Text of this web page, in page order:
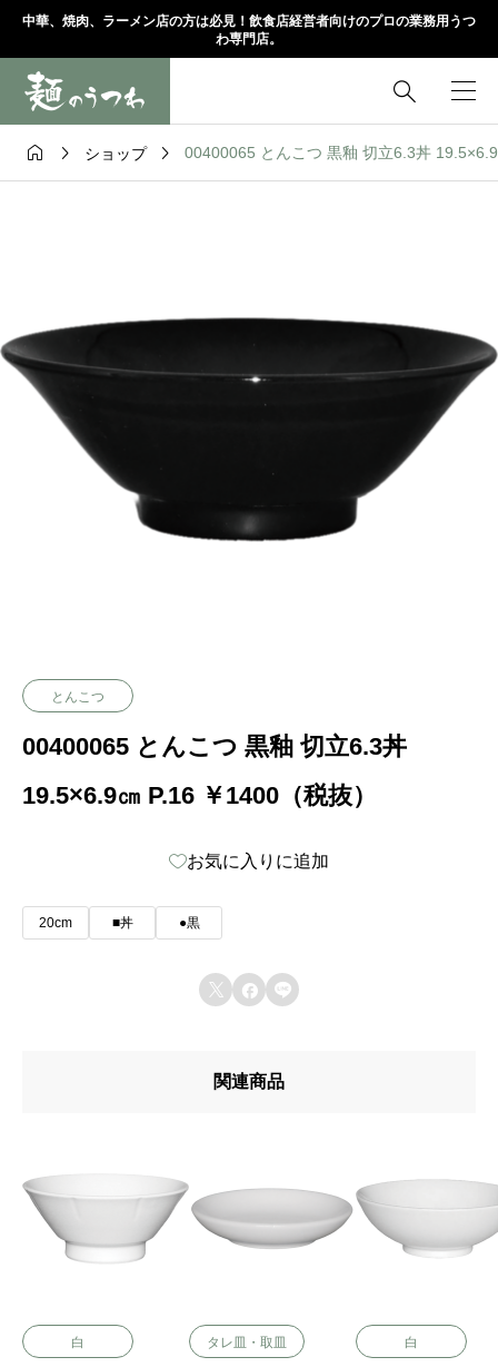
中華、焼肉、ラーメン店の方は必見！飲食店経営者向けのプロの業務用うつ
わ専門店。

  ショップ  00400065 とんこつ 黒釉 切立6.3丼
とんこつ
00400065 とんこつ 黒釉 切立6.3丼
19.5×6.9㎝ P.16 ￥1400（税抜）
お気に入りに追加
20cm ■丼 ●黒
  
関連商品
白 タレ皿・取皿 白